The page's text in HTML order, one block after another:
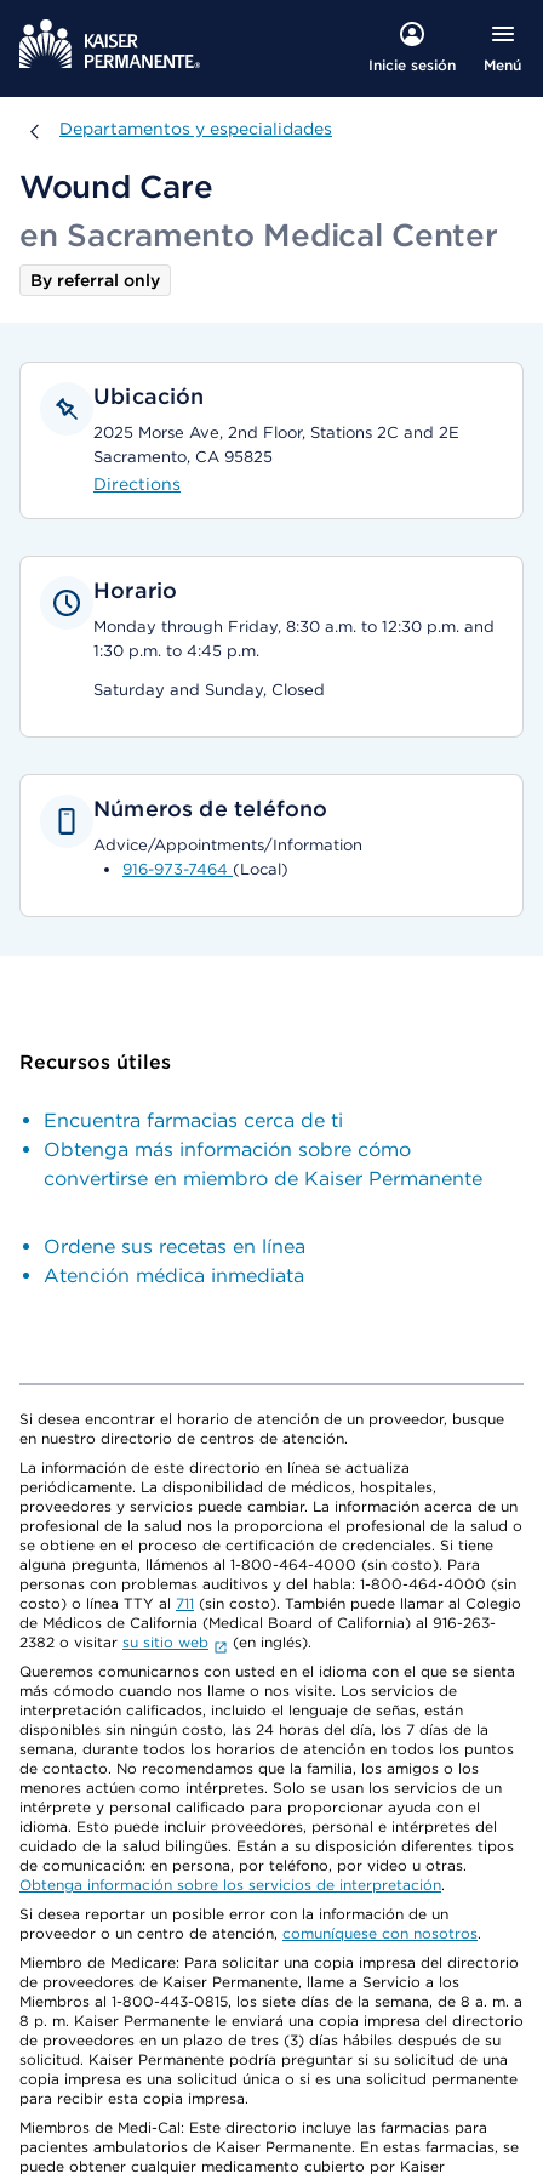
Inicie sesión Menú
Departamentos y especialidades
Departamentos y especialidades
Wound Care
en Sacramento Medical Center
By referral only
Ubicación
2025 Morse Ave, 2nd Floor, Stations 2C and 2E
Sacramento, CA 95825
Directions
Horario
Monday through Friday, 8:30 a.m. to 12:30 p.m. and
1:30 p.m. to 4:45 p.m.
Saturday and Sunday, Closed
Números de teléfono
Advice/Appointments/Information
916-973-7464 (Local)
Recursos útiles
Encuentra farmacias cerca de ti
Obtenga más información sobre cómo
convertirse en miembro de Kaiser Permanente
Ordene sus recetas en línea
Atención médica inmediata
Si desea encontrar el horario de atención de un proveedor, busque
en nuestro directorio de centros de atención.
La información de este directorio en línea se actualiza
periódicamente. La disponibilidad de médicos, hospitales,
proveedores y servicios puede cambiar. La información acerca de un
profesional de la salud nos la proporciona el profesional de la salud o
se obtiene en el proceso de certificación de credenciales. Si tiene
alguna pregunta, llámenos al 1-800-464-4000 (sin costo). Para
personas con problemas auditivos y del habla: 1-800-464-4000 (sin
costo) o línea TTY al 711 (sin costo). También puede llamar al Colegio
de Médicos de California (Medical Board of California) al 916-263-
2382 o visitar su sitio web
(en inglés).
Queremos comunicarnos con usted en el idioma con el que se sienta
más cómodo cuando nos llame o nos visite. Los servicios de
interpretación calificados, incluido el lenguaje de señas, están
disponibles sin ningún costo, las 24 horas del día, los 7 días de la
semana, durante todos los horarios de atención en todos los puntos
de contacto. No recomendamos que la familia, los amigos o los
menores actúen como intérpretes. Solo se usan los servicios de un
intérprete y personal calificado para proporcionar ayuda con el
idioma. Esto puede incluir proveedores, personal e intérpretes del
cuidado de la salud bilingües. Están a su disposición diferentes tipos
de comunicación: en persona, por teléfono, por video u otras.
Obtenga información sobre los servicios de interpretación.
Si desea reportar un posible error con la información de un
proveedor o un centro de atención, comuníquese con nosotros.
Miembro de Medicare: Para solicitar una copia impresa del directorio
de proveedores de Kaiser Permanente, llame a Servicio a los
Miembros al 1-800-443-0815, los siete días de la semana, de 8 a. m. a
8 p. m. Kaiser Permanente le enviará una copia impresa del directorio
de proveedores en un plazo de tres (3) días hábiles después de su
solicitud. Kaiser Permanente podría preguntar si su solicitud de una
copia impresa es una solicitud única o si es una solicitud permanente
para recibir esta copia impresa.
Miembros de Medi-Cal: Este directorio incluye las farmacias para
pacientes ambulatorios de Kaiser Permanente. En estas farmacias, se
puede obtener cualquier medicamento cubierto por Kaiser